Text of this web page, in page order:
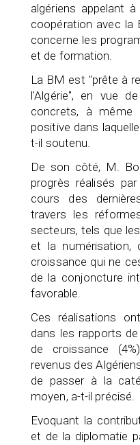
algériens appelant
coopération avec la
concerne les
et de formation.
La BM est "prête à
l'Algérie", en vue
concrets, à même
positive dans
t-il soutenu.
De son côté, M.
progrès réalisés
cours des
travers les
secteurs, tels que
et la
croissance qui ne
de la conjoncture
favorable.
Ces réalisations
dans les rapports
de croissance
revenus des
de passer à la
moyen, a-t-il précisé.
Evoquant la
et de la diplomatie